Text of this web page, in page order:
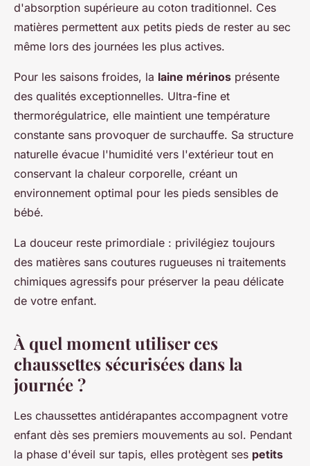
d'absorption supérieure au coton traditionnel. Ces
matières permettent aux petits pieds de rester au sec
même lors des journées les plus actives.
Pour les saisons froides, la laine mérinos présente
des qualités exceptionnelles. Ultra-fine et
thermorégulatrice, elle maintient une température
constante sans provoquer de surchauffe. Sa structure
naturelle évacue l'humidité vers l'extérieur tout en
conservant la chaleur corporelle, créant un
environnement optimal pour les pieds sensibles de
bébé.
La douceur reste primordiale : privilégiez toujours
des matières sans coutures rugueuses ni traitements
chimiques agressifs pour préserver la peau délicate
de votre enfant.
À quel moment utiliser ces
chaussettes sécurisées dans la
journée ?
Les chaussettes antidérapantes accompagnent votre
enfant dès ses premiers mouvements au sol. Pendant
la phase d'éveil sur tapis, elles protègent ses petits